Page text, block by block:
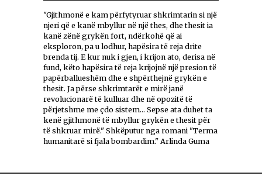
"Gjithmonë e kam përfytyruar shkrimtarin si një
njeri që e kanë mbyllur në një thes, dhe thesit ia
kanë zënë grykën fort, ndërkohë që ai
eksploron, pa u lodhur, hapësira të reja drite
brenda tij. E kur nuk i gjen, i krijon ato, derisa në
fund, këto hapësira të reja krijojnë një presion të
papërballueshëm dhe e shpërthejnë grykën e
thesit. Ja përse shkrimtarët e mirë janë
revolucionarë të kulluar dhe në opozitë të
përjetshme me çdo sistem... Sepse ata duhet ta
kenë gjithmonë të mbyllur grykën e thesit për
të shkruar mirë." Shkëputur nga romani "Terma
humanitarë si fjala bombardim." Arlinda Guma